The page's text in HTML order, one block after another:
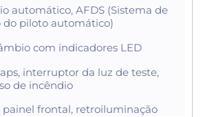
automático, AFDS (Sistema de
do piloto automático)
com indicadores LED
interruptor da luz de teste,
de incêndio
frontal, retroiluminação